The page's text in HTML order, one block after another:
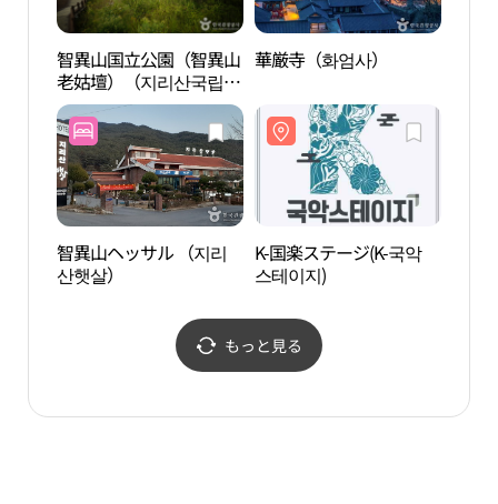
智異山国立公園（智異山
老姑壇）（지리산국립공
원（지리산 노고단））
華厳寺（화엄사）
智異山ヘッサル （지리
산햇살）
K-国楽ステージ(K-국악
스테이지)
もっと見る